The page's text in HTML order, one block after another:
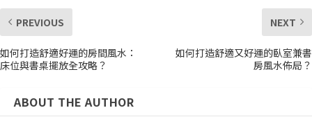
PREVIOUS
如何打造舒適好運的房間風水：
床位與書桌擺放全攻略？
NEXT
如何打造舒適又好運的臥室兼書
房風水佈局？
ABOUT THE AUTHOR